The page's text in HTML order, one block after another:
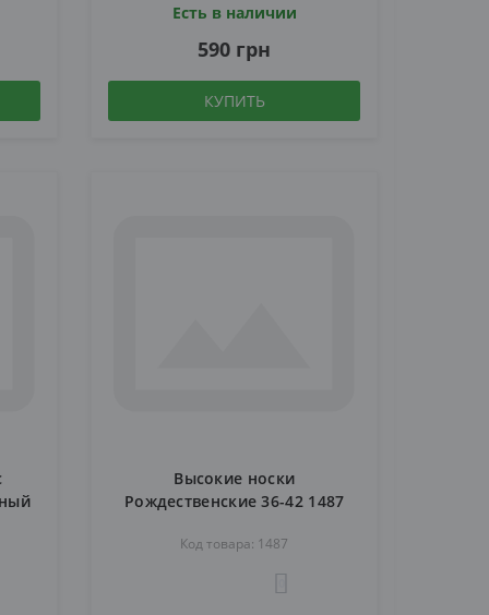
Есть в наличии
590 грн
КУПИТЬ
Высокие носки
Рождественские 36-42 1487
Код товара: 1487